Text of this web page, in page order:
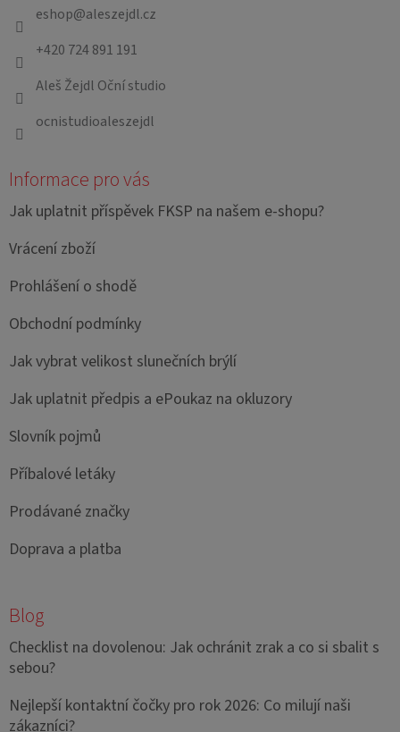
eshop@aleszejdl.cz
+420 724 891 191
Aleš Žejdl Oční studio
ocnistudioaleszejdl
Informace pro vás
Jak uplatnit příspěvek FKSP na našem e-shopu?
Vrácení zboží
Prohlášení o shodě
Obchodní podmínky
Jak vybrat velikost slunečních brýlí
Jak uplatnit předpis a ePoukaz na okluzory
Slovník pojmů
Příbalové letáky
Prodávané značky
Doprava a platba
Blog
Checklist na dovolenou: Jak ochránit zrak a co si sbalit s
sebou?
Nejlepší kontaktní čočky pro rok 2026: Co milují naši
zákazníci?